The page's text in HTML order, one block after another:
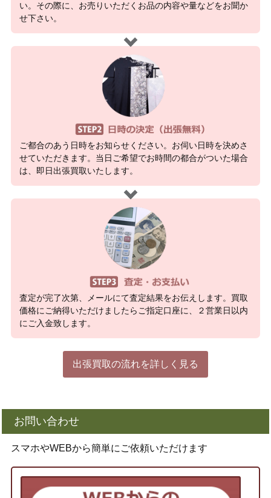
い。その際に、お売りいただくお品の内容や量などをお聞か
せ下さい。
ご都合のあう日時をお知らせください。お伺い日時を決めさ
せていただきます。当日ご希望でお時間の都合がついた場合
は、即日出張買取いたします。
査定が完了次第、メールにて査定結果をお伝えします。買取
価格にご納得いただけましたらご指定口座に、２営業日以内
にご入金致します。
出張買取の流れを詳しく見る
お問い合わせ
スマホやWEBから簡単にご依頼いただけます